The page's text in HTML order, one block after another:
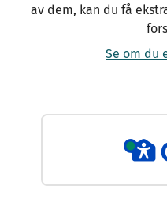
av dem, kan du få
Se om du